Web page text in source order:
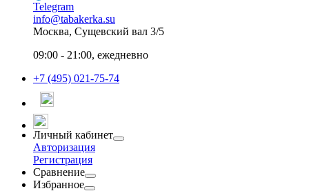
Telegram
info@tabakerka.su
Москва, Сущевский вал 3/5
09:00 - 21:00, ежедневно
+7 (495) 021-75-74
Личный кабинет
Авторизация
Регистрация
Сравнение
Избранное